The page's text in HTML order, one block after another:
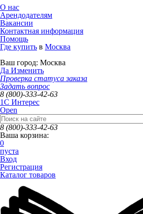
О нас
Арендодателям
Вакансии
Контактная информация
Помощь
Где купить в Москва
Ваш город: Москва
Да Изменить
Проверка статуса заказа
Задать вопрос
8 (800)-333-42-63
1C Интерес
Open
8 (800)-333-42-63
Ваша корзина:
0
пуста
Вход
Регистрация
Каталог товаров